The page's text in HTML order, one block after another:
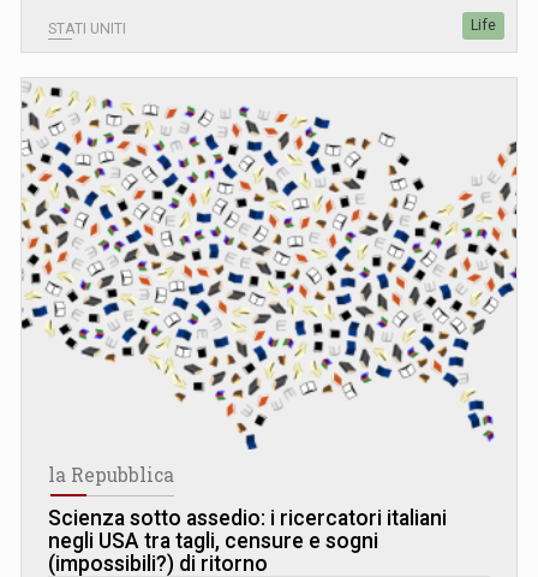
STATI UNITI Life
la Repubblica
Scienza sotto assedio: i ricercatori italiani
negli USA tra tagli, censure e sogni
(impossibili?) di ritorno